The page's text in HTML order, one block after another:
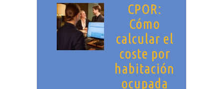
CPOR:
Cómo
calcular el
coste por
habitación
ocupada